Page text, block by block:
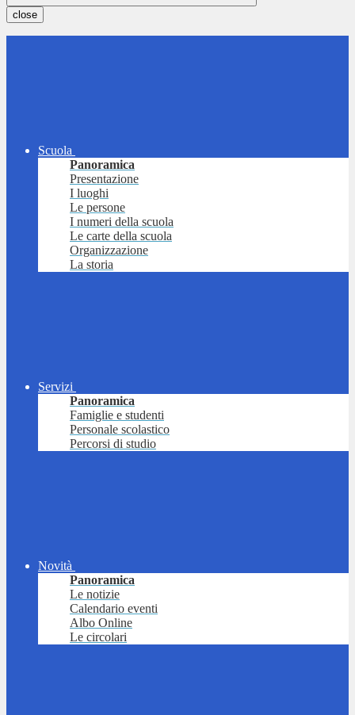
close
Scuola
Panoramica
Presentazione
I luoghi
Le persone
I numeri della scuola
Le carte della scuola
Organizzazione
La storia
Servizi
Panoramica
Famiglie e studenti
Personale scolastico
Percorsi di studio
Novità
Panoramica
Le notizie
Calendario eventi
Albo Online
Le circolari